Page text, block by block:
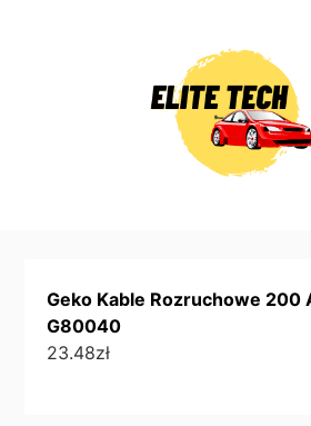
Geko Kable Rozruchowe 200
G80040
23.48zł